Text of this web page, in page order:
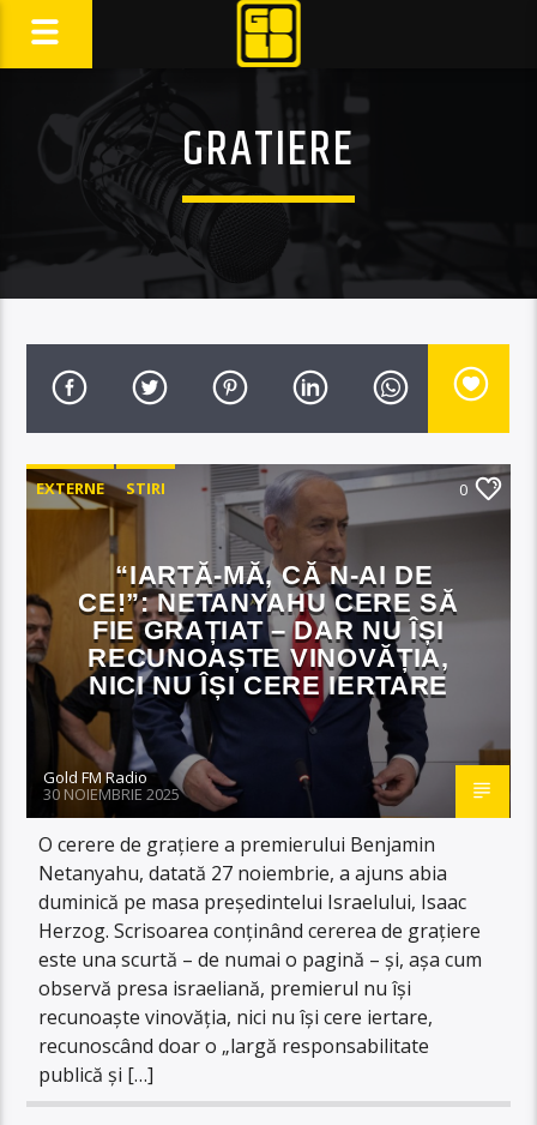
GRATIERE
EXTERNE STIRI 0
“IARTĂ-MĂ, CĂ N-AI DE
CE!”: NETANYAHU CERE SĂ
FIE GRAȚIAT – DAR NU ÎȘI
RECUNOAȘTE VINOVĂȚIA,
NICI NU ÎȘI CERE IERTARE
Gold FM Radio
30 NOIEMBRIE 2025
O cerere de grațiere a premierului Benjamin
Netanyahu, datată 27 noiembrie, a ajuns abia
duminică pe masa președintelui Israelului, Isaac
Herzog. Scrisoarea conținând cererea de grațiere
este una scurtă – de numai o pagină – și, așa cum
observă presa israeliană, premierul nu își
recunoaște vinovăția, nici nu își cere iertare,
recunoscând doar o „largă responsabilitate
publică și […]